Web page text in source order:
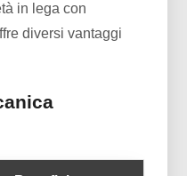
in lega con
diversi vantaggi